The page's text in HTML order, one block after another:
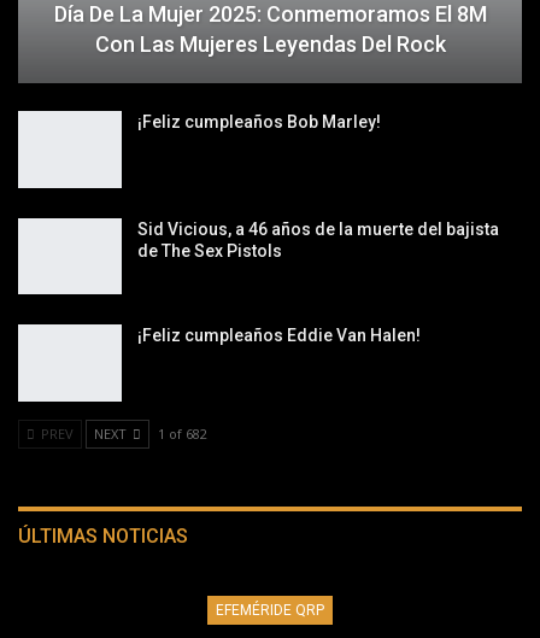
Día De La Mujer 2025: Conmemoramos El 8M
Con Las Mujeres Leyendas Del Rock
¡Feliz cumpleaños Bob Marley!
Sid Vicious, a 46 años de la muerte del bajista
de The Sex Pistols
¡Feliz cumpleaños Eddie Van Halen!
PREV NEXT 1 of 682
ÚLTIMAS NOTICIAS
EFEMÉRIDE QRP